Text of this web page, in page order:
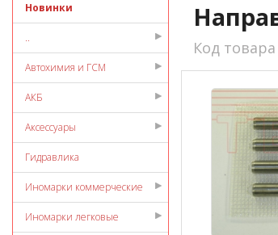
Новинки
..
Автохимия и ГСМ
АКБ
Аксессуары
Гидравлика
Иномарки коммерческие
Иномарки легковые
Код